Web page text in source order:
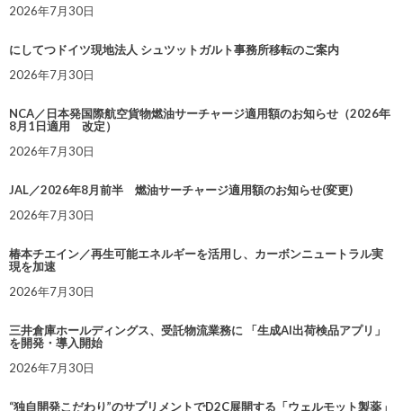
2026年7月30日
にしてつドイツ現地法人 シュツットガルト事務所移転のご案内
2026年7月30日
NCA／日本発国際航空貨物燃油サーチャージ適用額のお知らせ（2026年
8月1日適用 改定）
2026年7月30日
JAL／2026年8月前半 燃油サーチャージ適用額のお知らせ(変更)
2026年7月30日
椿本チエイン／再生可能エネルギーを活用し、カーボンニュートラル実
現を加速
2026年7月30日
三井倉庫ホールディングス、受託物流業務に 「生成AI出荷検品アプリ」
を開発・導入開始
2026年7月30日
“独自開発こだわり”のサプリメントでD2C展開する「ウェルモット製薬」